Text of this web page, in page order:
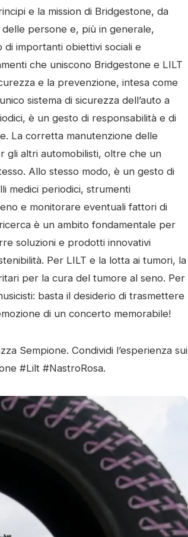
e la mission di Bridgestone, da
persone e, più in generale,
di importanti obiettivi sociali e
che uniscono Bridgestone e LILT
e la prevenzione, intesa come
sistema di sicurezza dell’auto a
è un gesto di responsabilità e di
La corretta manutenzione delle
gli altri automobilisti, oltre che un
Allo stesso modo, è un gesto di
medici periodici, strumenti
e monitorare eventuali fattori di
è un ambito fondamentale per
soluzioni e prodotti innovativi
Per LILT e la lotta ai tumori, la
per la cura del tumore al seno. Per
basta il desiderio di trasmettere
di un concerto memorabile!
Sempione. Condividi l’esperienza sui
#Lilt #NastroRosa.